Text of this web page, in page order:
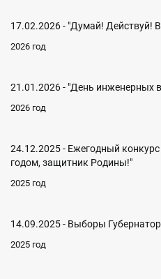
17.02.2026 - "Думай! Действуй!
2026 год
21.01.2026 - "День инженерных
2026 год
24.12.2025 - Ежегодный
годом, защитник Родины!"
2025 год
14.09.2025 - Выборы
2025 год